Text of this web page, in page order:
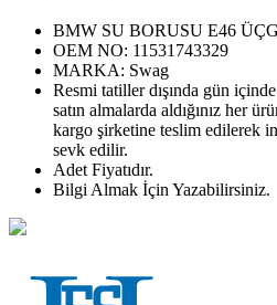
BMW SU BORUSU E46
OEM NO: 11531743329
MARKA: Swag
Resmi tatiller dışında gün
satın almalarda aldığınız her
kargo şirketine teslim edilerek
sevk edilir.
Adet Fiyatıdır.
Bilgi Almak İçin Yazabilirsiniz.